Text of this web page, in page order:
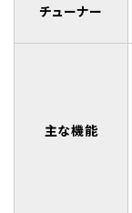
チューナー
主な機能